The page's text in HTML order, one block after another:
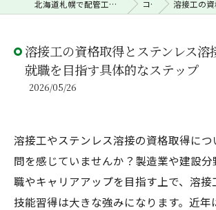
北海道札幌で配管工事の求人なら株式会社丸実村上工業 コラム 溶接工の資格取得とステンレ
溶接工の資格取得とステンレス溶
就職を目指す具体的なステップ
2026/05/26
溶接工やステンレス溶接の資格取得につ
問を感じていませんか？製造業や建設
職やキャリアアップを目指す上で、溶接
技能習得は大きな強みになります。近年